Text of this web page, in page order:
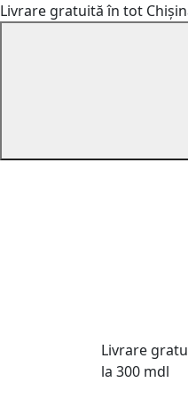
Livrare gratuită în tot
Livrare
la 300 mdl